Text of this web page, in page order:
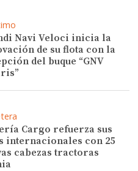
Navi Veloci inicia la
de su flota con la
del buque “GNV
Cargo refuerza sus
internacionales con 25
cabezas tractoras